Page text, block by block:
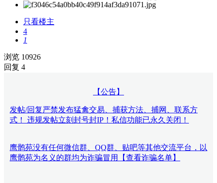
只看楼主
4
1
浏览 10926
回复 4
【公告】
发帖/回复严禁发布猛禽交易、捕获方法、捕网、联系方
式！ 违规发帖立刻封号封IP！私信功能已永久关闭！
鹰鹘苑没有任何微信群、QQ群、贴吧等其他交流平台，以
鹰鹘苑为名义的群均为诈骗冒用【查看诈骗名单】